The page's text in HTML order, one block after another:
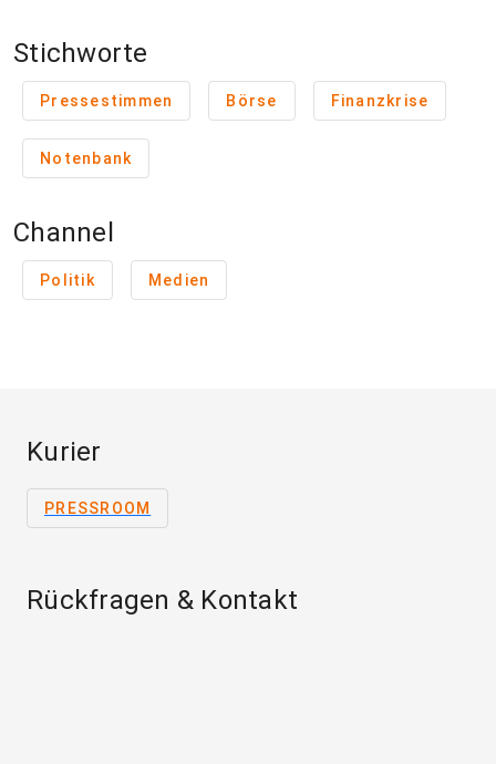
Stichworte
Pressestimmen Börse Finanzkrise
Notenbank
Channel
Politik Medien
Kurier
PRESSROOM
Rückfragen & Kontakt